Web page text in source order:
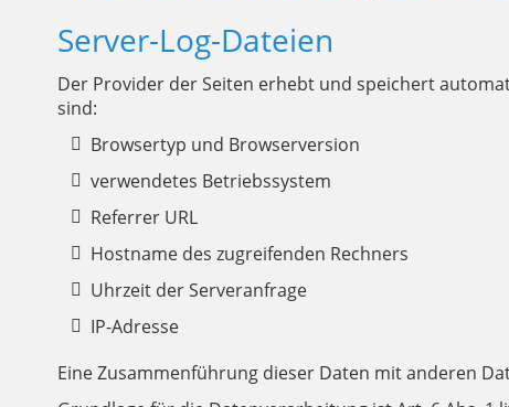
Server-Log-Dateien
Der Provider der Seiten erhebt und speichert
sind:
Browsertyp und Browserversion
verwendetes Betriebssystem
Referrer URL
Hostname des zugreifenden Rechners
Uhrzeit der Serveranfrage
IP-Adresse
Eine Zusammenführung dieser Daten mit anderen